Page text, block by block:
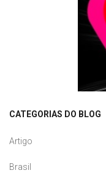
CATEGORIAS DO BLOG
Artigo
Brasil